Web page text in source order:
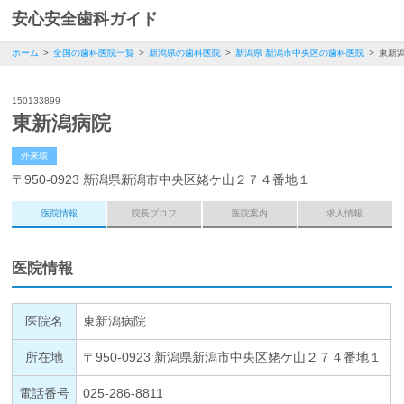
安心安全歯科ガイド
ホーム 全国の歯科医院一覧 新潟県の歯科医院 新潟県 新潟市中央区の歯科医院 東新
150133899
東新潟病院
外来環
〒950-0923 新潟県新潟市中央区姥ケ山２７４番地１
医院情報 院長プロフ 医院案内 求人情報
医院情報
医院名 東新潟病院
所在地 〒950-0923 新潟県新潟市中央区姥ケ山２７４番地１
電話番号 025-286-8811